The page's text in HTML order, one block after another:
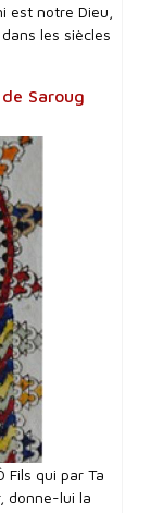
est notre Dieu,
les siècles
Saroug
Fils qui par Ta
donne-lui la